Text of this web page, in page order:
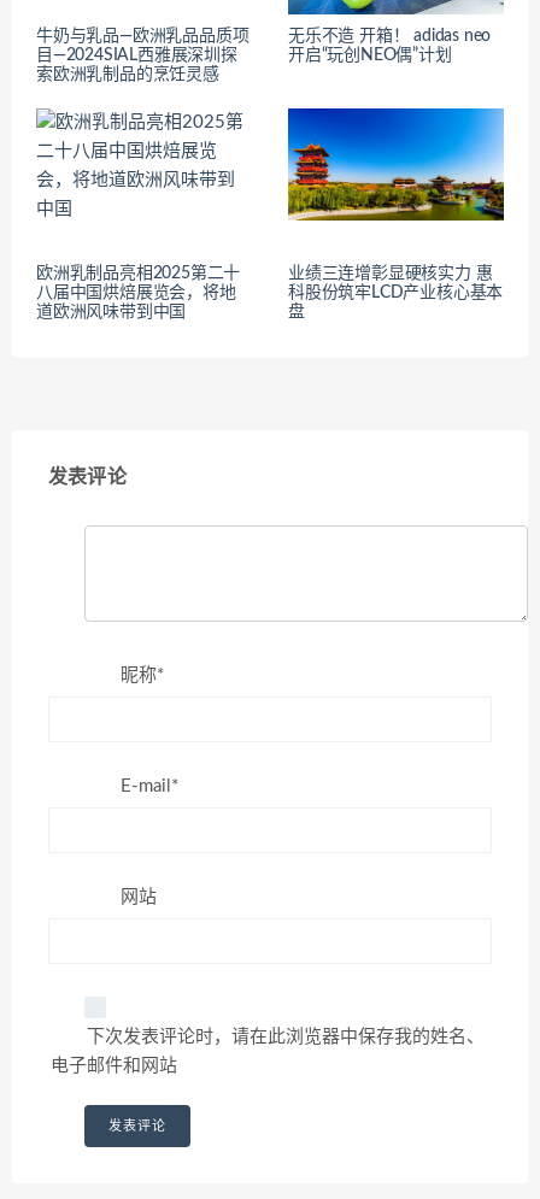
牛奶与乳品—欧洲乳品品质项
目—2024SIAL西雅展深圳探
索欧洲乳制品的烹饪灵感
无乐不造 开箱！ adidas neo
开启“玩创NEO偶”计划
欧洲乳制品亮相2025第二十
八届中国烘焙展览会，将地
道欧洲风味带到中国
业绩三连增彰显硬核实力 惠
科股份筑牢LCD产业核心基本
盘
发表评论
昵称*
E-mail*
网站
下次发表评论时，请在此浏览器中保存我的姓名、
电子邮件和网站